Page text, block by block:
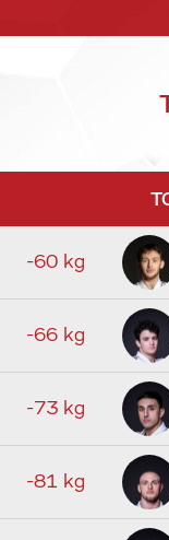
-60 kg
-66 kg
-73 kg
-81 kg